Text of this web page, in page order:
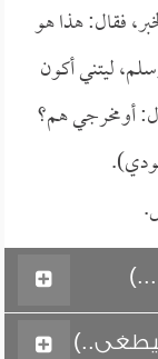
فقال: هذا هو
ليتني أكون
أومخرجي هم؟
ليطغى..)